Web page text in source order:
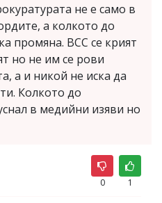
не е само в
а колкото до
промяна. ВСС се крият
но не им се рови
а и никой не иска да
Колкото до
в медийни изяви но
0 1